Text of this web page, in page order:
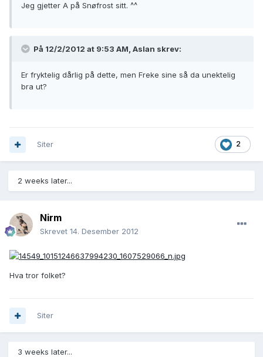
Jeg gjetter A på Snøfrost sitt. ^^
På 12/2/2012 at 9:53 AM, Aslan skrev:
Er fryktelig dårlig på dette, men Freke sine så da unektelig
bra ut?
2
Siter
2 weeks later...
Nirm
Skrevet 14. Desember 2012
Hva tror folket?
Siter
3 weeks later...